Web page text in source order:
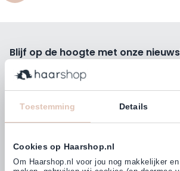
Toestemming Details
Cookies op Haarshop.nl
Om Haarshop.nl voor jou nog makkelijker
Blijf op de hoogte met onze
Ontvang wekelijks de beste
rechtstreeks in jou e-mailbox.
E-mailadres
Volg ons